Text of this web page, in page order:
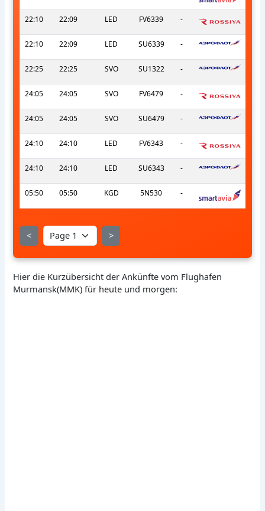
22:10 22:09 LED FV6339 -
22:10 22:09 LED SU6339 -
22:25 22:25 SVO SU1322 -
24:05 24:05 SVO FV6479 -
24:05 24:05 SVO SU6479 -
24:10 24:10 LED FV6343 -
24:10 24:10 LED SU6343 -
05:50 05:50 KGD 5N530 -
< >
Hier die Kurzübersicht der Ankünfte vom Flughafen
Murmansk(MMK) für heute und morgen: